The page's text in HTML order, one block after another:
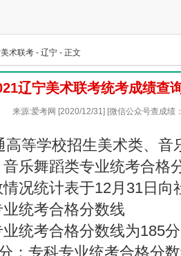
术联考 - 辽宁 - 正文
辽宁美术联考统考成绩查
来源:爱考网 [2020/12/31] [微信公众号查成绩
高等学校招生美术类、音
乐舞蹈类专业统考合格
况统计表于12月31日向
统考合格分数线
考合格分数线为185分
；专科专业统考合格分